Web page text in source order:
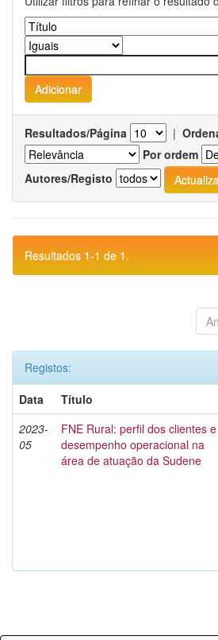
Resultados/Página |
Por ordem
Autores/Registo
Resultados 1-1 de 1.
Registos:
Data
Título
2023-
05
FNE Rural: perfil dos clientes e
desempenho operacional na
área de atuação da Sudene